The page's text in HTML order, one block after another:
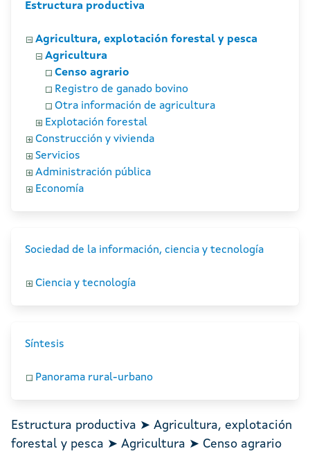
Estructura productiva
Agricultura, explotación forestal y pesca
Agricultura
Censo agrario
Registro de ganado bovino
Otra información de agricultura
Explotación forestal
Construcción y vivienda
Servicios
Administración pública
Economía
Sociedad de la información, ciencia y tecnología
Ciencia y tecnología
Síntesis
Panorama rural-urbano
Estructura productiva ➤ Agricultura, explotación
forestal y pesca ➤ Agricultura ➤ Censo agrario